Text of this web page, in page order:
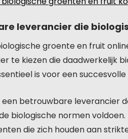
leverancier die
groente en fruit
te kiezen die daadwerkelijk
is voor een
betrouwbare leverancier
biologische normen
die zich houden aan